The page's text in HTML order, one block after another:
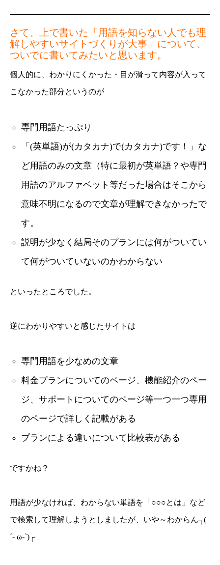
さて、上で書いた「用語を知らない人でも理
解しやすいサイトづくりが大事」について、
ついでに書いてみたいと思います。
個人的に、わかりにくかった・目が滑って内容が入って
こなかった部分というのが
専門用語たっぷり
「(英単語)が(カタカナ)で(カタカナ)です！」な
ど用語のみの文章（特に最初が英単語？や専門
用語のアルファベット等だった場合はそこから
意味不明になるので文章が理解できなかったで
す。
説明が少なく結局そのプランには何がついてい
て何がついていないのかわからない
といったところでした。
逆にわかりやすいと感じたサイトは
専門用語を少なめの文章
料金プランについてのページ、機能紹介のペー
ジ、サポートについてのページ等一つ一つ専用
のページで詳しく記載がある
プランによる違いについて比較表がある
ですかね？
用語が少なければ、わからない単語を「○○○とは」など
で検索して理解しようとしましたが、いや～わからん┐(
´- ω-`)┌